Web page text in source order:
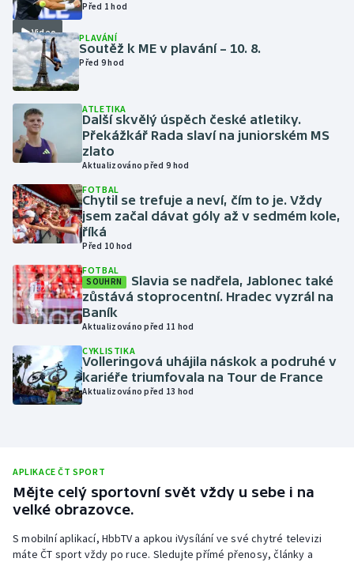
Golf
Gymnastika
Házená
Jezdectví
Krasobruslení
Lezení
Lyže a snowboard
Moderní pětiboj
Motorsport
Olympijské hry
Plavání
Plážový volejbal
Ragby
Video
Před 1 hod
PLAVÁNÍ
Soutěž k ME v plavání – 10. 8.
Před 9 hod
ATLETIKA
Další skvělý úspěch české atletiky.
Překážkář Rada slaví na juniorském MS
zlato
Aktualizováno před 9 hod
FOTBAL
Chytil se trefuje a neví, čím to je. Vždy
jsem začal dávat góly až v sedmém kole,
říká
Před 10 hod
FOTBAL
SOUHRN
Slavia se nadřela, Jablonec také
zůstává stoprocentní. Hradec vyzrál na
Baník
Aktualizováno před 11 hod
CYKLISTIKA
Volleringová uhájila náskok a podruhé v
kariéře triumfovala na Tour de France
Aktualizováno před 13 hod
APLIKACE ČT SPORT
Mějte celý sportovní svět vždy u sebe i na
velké obrazovce.
S mobilní aplikací, HbbTV a apkou iVysílání ve své chytré televizi
máte ČT sport vždy po ruce. Sledujte přímé přenosy, články a